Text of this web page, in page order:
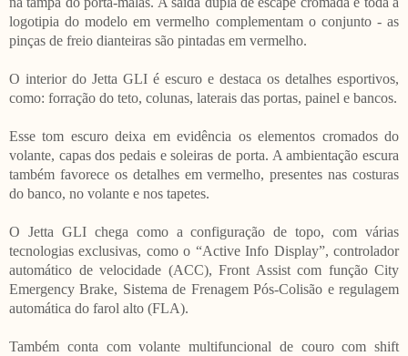
logotipia do modelo em vermelho complementam o conjunto - as
pinças de freio dianteiras são pintadas em vermelho.
O interior do Jetta GLI é escuro e destaca os detalhes esportivos,
como: forração do teto, colunas, laterais das portas, painel e bancos.
Esse tom escuro deixa em evidência os elementos cromados do
volante, capas dos pedais e soleiras de porta. A ambientação escura
também favorece os detalhes em vermelho, presentes nas costuras
do banco, no volante e nos tapetes.
O Jetta GLI chega como a configuração de topo, com várias
tecnologias exclusivas, como o “Active Info Display”, controlador
automático de velocidade (ACC), Front Assist com função City
Emergency Brake, Sistema de Frenagem Pós-Colisão e regulagem
automática do farol alto (FLA).
Também conta com volante multifuncional de couro com shift